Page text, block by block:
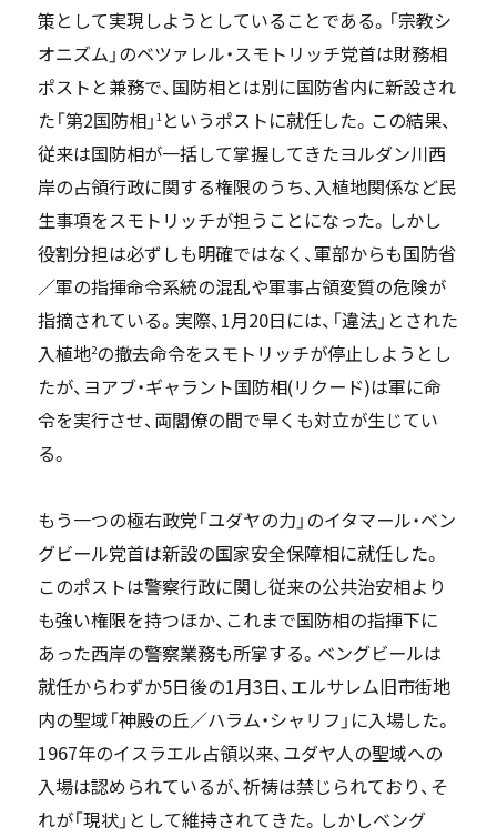
策として実現しようとしていることである。「宗教シ
オニズム」のベツァレル・スモトリッチ党首は財務相
ポストと兼務で、国防相とは別に国防省内に新設され
た「第2国防相」1 というポストに就任した。この結果、
従来は国防相が一括して掌握してきたヨルダン川西
岸の占領行政に関する権限のうち、入植地関係など民
生事項をスモトリッチが担うことになった。しかし
役割分担は必ずしも明確ではなく、軍部からも国防省
／軍の指揮命令系統の混乱や軍事占領変質の危険が
指摘されている。実際、1月20日には、「違法」とされた
入植地2の撤去命令をスモトリッチが停止しようとし
たが、ヨアブ・ギャラント国防相(リクード)は軍に命
令を実行させ、両閣僚の間で早くも対立が生じてい
る。
もう一つの極右政党「ユダヤの力」のイタマール・ベン
グビール党首は新設の国家安全保障相に就任した。
このポストは警察行政に関し従来の公共治安相より
も強い権限を持つほか、これまで国防相の指揮下に
あった西岸の警察業務も所掌する。ベングビールは
就任からわずか5日後の1月3日、エルサレム旧市街地
内の聖域「神殿の丘／ハラム・シャリフ」に入場した。
1967年のイスラエル占領以来、ユダヤ人の聖域への
入場は認められているが、祈祷は禁じられており、そ
れが「現状」として維持されてきた。しかしベング